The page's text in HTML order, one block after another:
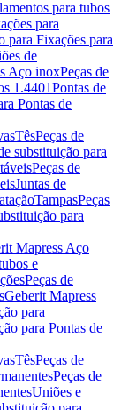
para tubos
para
para Fixações para
de
Aço inoxPeças de
1.4401Pontas de
Pontas de
TêsPeças de
substituição para
Peças de
Juntas de
TampasPeças
para
Mapress Aço
e
Peças de
Geberit Mapress
para
para Pontas de
TêsPeças de
Peças de
Uniões e